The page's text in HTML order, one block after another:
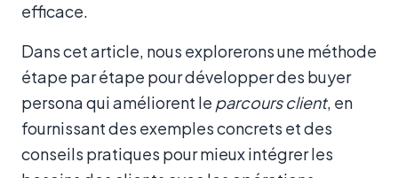
efficace.
Dans cet article, nous explorerons une méthode
étape par étape pour développer des buyer
persona qui améliorent le parcours client, en
fournissant des exemples concrets et des
conseils pratiques pour mieux intégrer les